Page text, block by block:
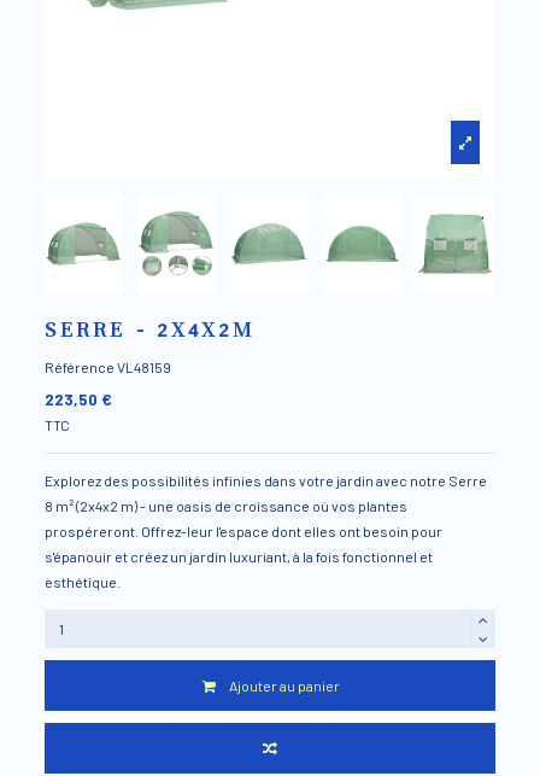
SERRE - 2X4X2M
Référence VL48159
223,50 €
TTC
Explorez des possibilités infinies dans votre jardin avec notre Serre
8 m² (2x4x2 m) - une oasis de croissance où vos plantes
prospéreront. Offrez-leur l'espace dont elles ont besoin pour
s'épanouir et créez un jardin luxuriant, à la fois fonctionnel et
esthétique.
Ajouter au panier